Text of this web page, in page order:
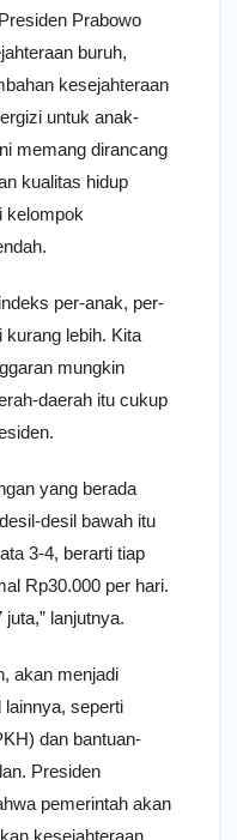
Prabowo
buruh,
kesejahteraan
untuk anak-
memang dirancang
kualitas hidup
kelompok
per-anak, per-
kurang lebih. Kita
mungkin
daerah itu cukup
yang berada
desil bawah itu
3-4, berarti tiap
Rp30.000 per hari.
lanjutnya.
akan menjadi
lainnya, seperti
dan bantuan-
Presiden
pemerintah akan
kesejahteraan